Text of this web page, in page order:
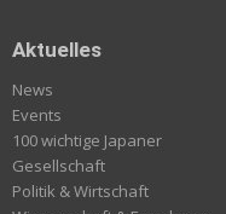
Aktuelles
News
Events
100 wichtige Japaner
Gesellschaft
Politik & Wirtschaft